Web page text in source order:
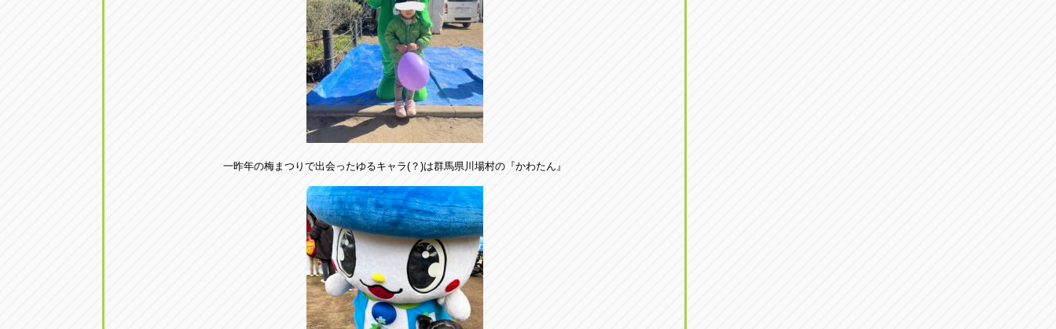
一昨年の梅まつりで出会ったゆるキャラ(？)は群馬県川場村の『かわたん』